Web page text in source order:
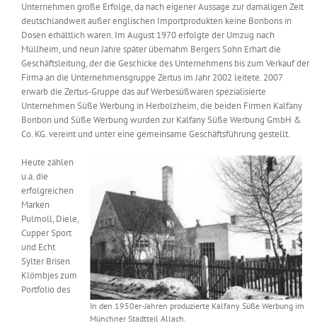
Unternehmen große Erfolge, da nach eigener Aussage zur damaligen Zeit
deutschlandweit außer englischen Importprodukten keine Bonbons in
Dosen erhältlich waren. Im August 1970 erfolgte der Umzug nach
Müllheim, und neun Jahre später übernahm Bergers Sohn Erhart die
Geschäftsleitung, der die Geschicke des Unternehmens bis zum Verkauf der
Firma an die Unternehmensgruppe Zertus im Jahr 2002 leitete. 2007
erwarb die Zertus-Gruppe das auf Werbesüßwaren spezialisierte
Unternehmen Süße Werbung in Herbolzheim, die beiden Firmen Kalfany
Bonbon und Süße Werbung wurden zur Kalfany Süße Werbung GmbH &
Co. KG. vereint und unter eine gemeinsame Geschäftsführung gestellt.
In den 1950er-Jahren produzierte Kalfany Süße Werbung im
Münchner Stadtteil Allach.
Heute zählen
u.a. die
erfolgreichen
Marken
Pulmoll, Diele,
Cupper Sport
und Echt
Sylter Brisen
Klömbjes zum
Portfolio des